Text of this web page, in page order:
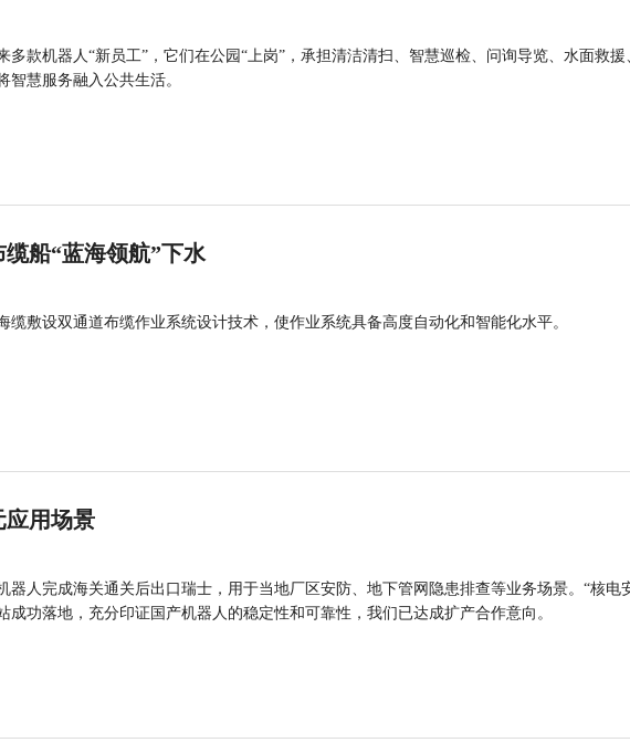
多款机器人“新员工”，它们在公园“上岗”，承担清洁清扫、智慧巡检、问询导览、水面救援
慧服务融入公共生活。
船“蓝海领航”下水
缆敷设双通道布缆作业系统设计技术，使作业系统具备高度自动化和智能化水平。
应用场景
器人完成海关通关后出口瑞士，用于当地厂区安防、地下管网隐患排查等业务场景。“核电
成功落地，充分印证国产机器人的稳定性和可靠性，我们已达成扩产合作意向。